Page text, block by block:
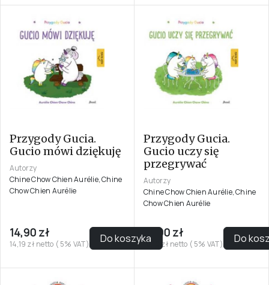
Przygody Gucia.
Gucio mówi dziękuję
Autorzy
Chine Chow Chien Aurélie, Chine
Chow Chien Aurélie
14,90 zł
14,19 zł netto ( 5% VAT) Do koszyka
Przygody Gucia.
Gucio uczy się
przegrywać
Autorzy
Chine Chow Chien Aurélie, Chine
Chow Chien Aurélie
16,90 zł
16,10 zł netto ( 5% VAT) Do